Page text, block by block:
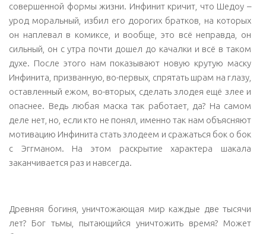
совершенной формы жизни. Инфинит кричит, что Шедоу –
урод моральный, избил его дорогих братков, на которых
он наплевал в комиксе, и вообще, это всё неправда, он
сильный, он с утра почти дошел до качалки и всё в таком
духе. После этого нам показывают новую крутую маску
Инфинита, призванную, во-первых, спрятать шрам на глазу,
оставленный ежом, во-вторых, сделать злодея ещё злее и
опаснее. Ведь любая маска так работает, да? На самом
деле нет, но, если кто не понял, именно так нам объясняют
мотивацию Инфинита стать злодеем и сражаться бок о бок
с Эггманом. На этом раскрытие характера шакала
заканчивается раз и навсегда.